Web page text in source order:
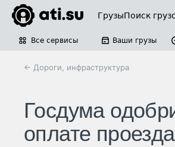
ГрузыПоиск
Все сервисы Ваши грузы
← Дороги, инфраструктура
Госдума
оплате